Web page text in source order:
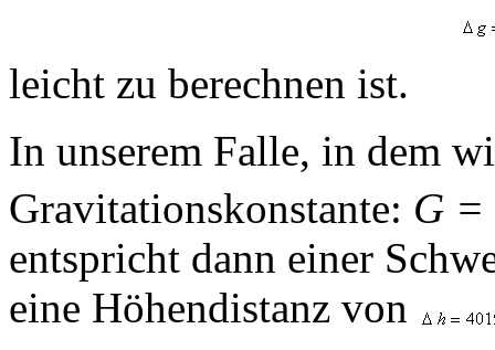
leicht zu berechnen ist.
In unserem Falle, in dem
Gravitationskonstante: G =
entspricht dann einer
eine Höhendistanz von